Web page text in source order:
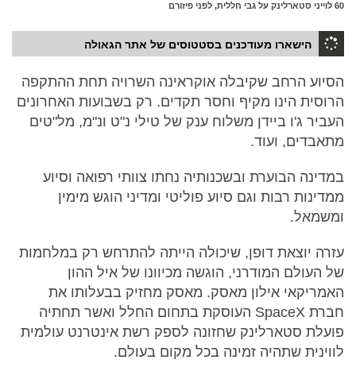
60 לוייני סטארלינק על גבי חללית, לפני פיזורם
הישארו מעודכנים בסטטוסים של אתר הגאולה
הסיוע הרחב שקיבלה אוקראינה השרויה תחת ההתקפה
הרוסית הינו מקיף וחסר תקדים. רק בשבועות האחרונים
העביר ג'ו ביידן משלוח ענק של טילי נ"ט ונ"מ, מל"טים
מתאבדים, ועוד.
במדינה הבוערת ובשכנותיה נחתו צוותי רפואה וסיוע
ממדינות רבות וגם סיוע פוליטי ומדיני הוגש מימין
ומשמאל.
עזרה יוצאת דופן, שיכולה הייתה להתרחש רק במלחמות
של העולם המודרני, הוגשה מכיוונו של איל ההון
האמריקאי אילון מאסק. מאסק מחזיק בבעלותו את
חברת SpaceX העוסקת בתחום החלל ואשר תחתיה
פועלת סטארלינק שחזונה לספק רשת אינטרנט עולמית
לווינית שתהיה זמינה בכל מקום בעולם.